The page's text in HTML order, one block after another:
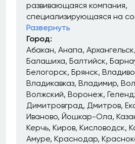
развивающаяся компания,
специализирующаяся на
Развернуть
Город:
Абакан Анапа Архангельск
Балашиха Балтийск
Белогорск Брянск
Владикавказ Владимир
Волжский Воронеж
Димитровград Дмитров
Иваново Йошкар-Ола
Керчь Киров Кисловодск
Амуре Краснодар